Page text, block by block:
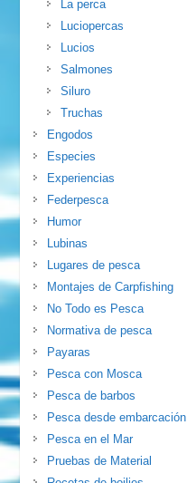
La perca
Luciopercas
Lucios
Salmones
Siluro
Truchas
Engodos
Especies
Experiencias
Federpesca
Humor
Lubinas
Lugares de pesca
Montajes de Carpfishing
No Todo es Pesca
Normativa de pesca
Payaras
Pesca con Mosca
Pesca de barbos
Pesca desde embarcación
Pesca en el Mar
Pruebas de Material